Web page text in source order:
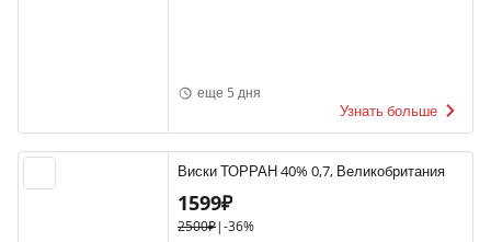
еще 5 дня
Узнать больше
Виски ТОРРАН 40% 0,7, Великобритания
1599₽
2500₽|-36%